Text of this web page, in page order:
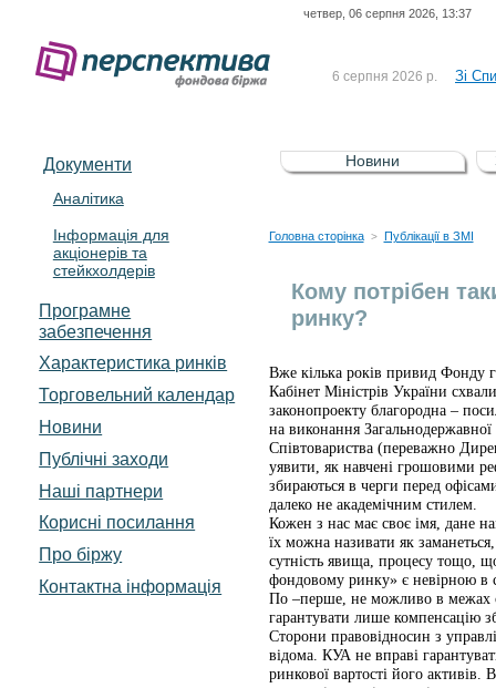
четвер, 06 серпня 2026, 13:37
6 серпня 2026 р. Зі
5 серпня 2026 р.
Зі
UA4000232607)
4 серпня 2026 р.
До
Документи
Аналітика
Інформація для
акціонерів та
стейкхолдерів
Програмне
забезпечення
Характеристика pинків
Торговельний календар
Новини
Публічні заходи
Наші партнери
Корисні посилання
Про біржу
Контактна інформація
Новини
Головна сторінка > Публікації в ЗМІ
Кому потрібен
ринку?
Вже кілька років привид Фонду
Кабінет Міністрів України
законопроекту благородна –
на виконання Загальнодержавної
Співтовариства (переважно
уявити, як навчені грошовими
збираються в черги перед
далеко не академічним стилем.
Кожен з нас має своє імя, дане
їх можна називати як
сутність явища, процесу тощо,
фондовому ринку» є невірною в
По –перше, не можливо в межах
гарантувати лише компенсацію
Сторони правовідносин з
відома. КУА не вправі
ринкової вартості його активів.